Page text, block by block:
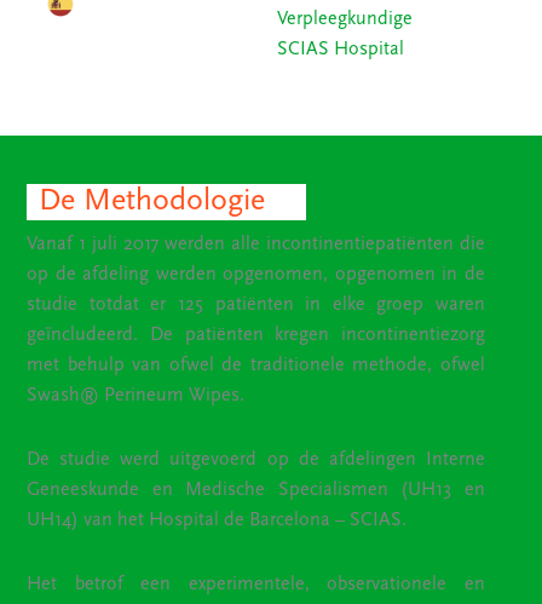
Verpleegkundige
SCIAS Hospital
De Methodologie
Vanaf 1 juli 2017 werden alle incontinentiepatiënten die
op de afdeling werden opgenomen, opgenomen in de
studie totdat er 125 patiënten in elke groep waren
geïncludeerd. De patiënten kregen incontinentiezorg
met behulp van ofwel de traditionele methode, ofwel
Swash® Perineum Wipes.
De studie werd uitgevoerd op de afdelingen Interne
Geneeskunde en Medische Specialismen (UH13 en
UH14) van het Hospital de Barcelona – SCIAS.
Het betrof een experimentele, observationele en